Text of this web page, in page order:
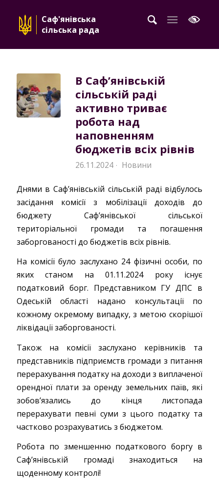
Саф'янівська
сільська рада
В Саф’янівській
сільській раді
активно триває
робота над
наповненням
бюджетів всіх рівнів
26.11.2024 · Новини
Днями в Саф’янівській сільській раді відбулось
засідання комісії з мобілізації доходів до
бюджету Саф’янівської сільської
територіальної громади та погашення
заборгованості до бюджетів всіх рівнів.
На комісії було заслухано 24 фізичні особи, по
яких станом на 01.11.2024 року існує
податковий борг. Представником ГУ ДПС в
Одеській області надано консультації по
кожному окремому випадку, з метою скорішої
ліквідації заборгованості.
Також на комісії заслухано керівників та
представників підприємств громади з питання
перерахування податку на доходи з виплаченої
орендної плати за оренду земельних паїв, які
зобов’язались до кінця листопада
перерахувати певні суми з цього податку та
частково розрахуватись з бюджетом.
Робота по зменшенню податкового боргу в
Саф’янівській громаді знаходиться на
щоденному контролі!